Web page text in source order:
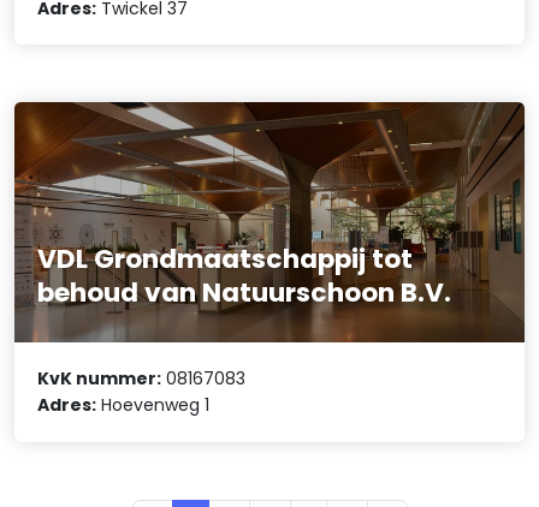
Adres: Twickel 37
VDL Grondmaatschappij tot
behoud van Natuurschoon B.V.
KvK nummer: 08167083
Adres: Hoevenweg 1